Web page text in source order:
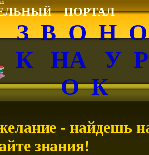
10.08.2026, 11:44
ПОРТАЛ
З В О Н
К НА У
О К
- найдешь
знания!